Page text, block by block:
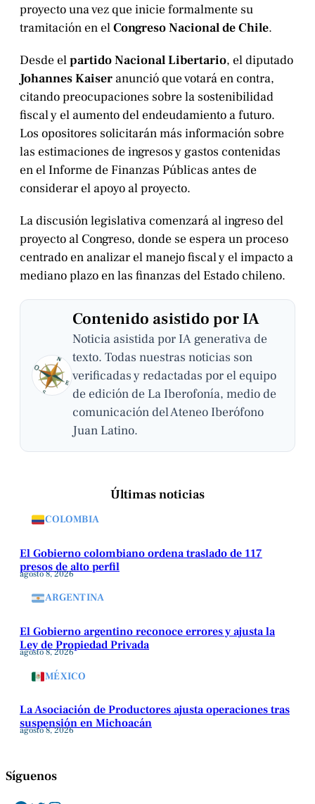
proyecto una vez que inicie formalmente su
tramitación en elCongreso Nacional de Chile.
Desde elpartido Nacional Libertario, el diputado
Johannes Kaiser anunció que votará en contra,
citando preocupaciones sobre la sostenibilidad
fiscal y el aumento del endeudamiento a futuro.
Los opositores solicitarán más información sobre
las estimaciones de ingresos y gastos contenidas
en el Informe de Finanzas Públicas antes de
considerar el apoyo al proyecto.
La discusión legislativa comenzará al ingreso del
proyecto al Congreso, donde se espera un proceso
centrado en analizar el manejo fiscal y el impacto a
mediano plazo en las finanzas del Estado chileno.
Contenido asistido por IA
Noticia asistida por IA generativa de
texto. Todas nuestras noticias son
verificadas y redactadas por el equipo
de edición de La Iberofonía, medio de
comunicación del Ateneo Iberófono
Juan Latino.
Últimas noticias
COLOMBIA
El Gobierno colombiano ordena traslado de 117
presos de alto perfil
agosto 8, 2026
ARGENTINA
El Gobierno argentino reconoce errores y ajusta la
Ley de Propiedad Privada
agosto 8, 2026
MÉXICO
La Asociación de Productores ajusta operaciones tras
suspensión en Michoacán
agosto 8, 2026
Síguenos